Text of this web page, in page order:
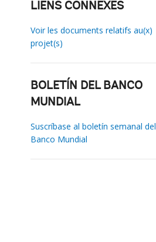
LIENS CONNEXES
Voir les documents relatifs au(x)
projet(s)
BOLETÍN DEL BANCO
MUNDIAL
Suscríbase al boletín semanal del
Banco Mundial